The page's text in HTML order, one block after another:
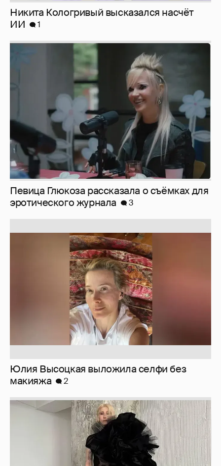
Певица Глюкоза рассказала о съёмках для
эротического журнала
3
Юлия Высоцкая выложила селфи без
Журналистка Сулим примерила новый